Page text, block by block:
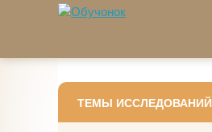
Перейти к основному содержанию
ТЕМЫ ИССЛЕДОВАНИЙ